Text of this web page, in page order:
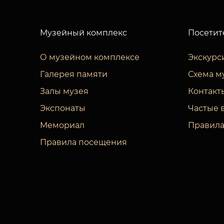
Музейный комплекс
О музейном комплексе
Галерея памяти
Залы музея
Экспонаты
Мемориал
Правила посещения
Схема
Частые